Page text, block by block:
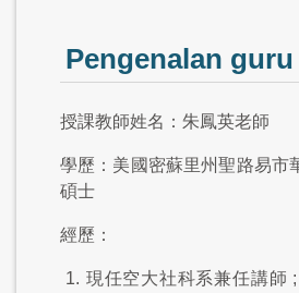
Pengenalan guru
授課教師姓名：朱鳳英老師
學歷：美國密蘇里州聖路易市
碩士
經歷：
1. 現任空大社科系兼任講師 ;